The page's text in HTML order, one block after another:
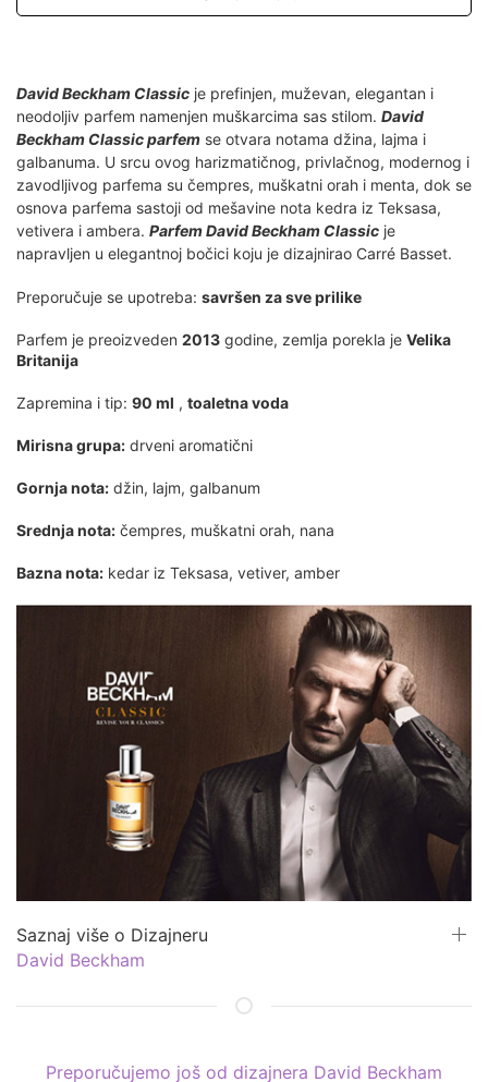
David Beckham Classic je prefinjen, muževan, elegantan i
neodoljiv parfem namenjen muškarcima sas stilom. David
Beckham Classic parfem se otvara notama džina, lajma i
galbanuma. U srcu ovog harizmatičnog, privlačnog, modernog i
zavodljivog parfema su čempres, muškatni orah i menta, dok se
osnova parfema sastoji od mešavine nota kedra iz Teksasa,
vetivera i ambera. Parfem David Beckham Classic je
napravljen u elegantnoj bočici koju je dizajnirao Carré Basset.
Preporučuje se upotreba: savršen za sve prilike
Parfem je preoizveden 2013 godine, zemlja porekla je Velika
Britanija
Zapremina i tip: 90 ml , toaletna voda
Mirisna grupa: drveni aromatični
Gornja nota: džin, lajm, galbanum
Srednja nota: čempres, muškatni orah, nana
Bazna nota: kedar iz Teksasa, vetiver, amber
Saznaj više o Dizajneru
David Beckham
Preporučujemo još od dizajnera David Beckham